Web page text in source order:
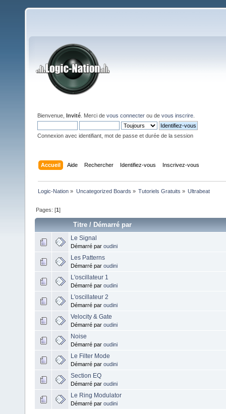
Bienvenue, Invité . Merci de vous connecter ou de vous inscrire
Connexion avec identifiant, mot de passe et durée de la session
Accueil Aide Rechercher Identifiez-vous Inscrivez-vous
Logic-Nation » Uncategorized Boards » Tutoriels Gratuits » Ultrabeat
Pages: [1]
Titre /Démarré par
Le Signal
Démarré par oudini
Les Patterns
Démarré par oudini
L'oscillateur 1
Démarré par oudini
L'oscillateur 2
Démarré par oudini
Velocity & Gate
Démarré par oudini
Noise
Démarré par oudini
Le Filter Mode
Démarré par oudini
Section EQ
Démarré par oudini
Le Ring Modulator
Démarré par oudini